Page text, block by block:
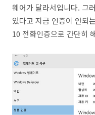
웨어가 달라서입니다. 그
있다고 지금 인증이 안되
10 전화인증으로 간단히